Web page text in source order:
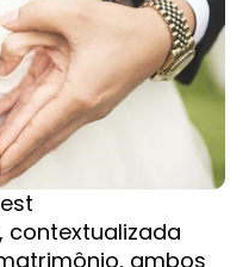
contextualizada
ambos